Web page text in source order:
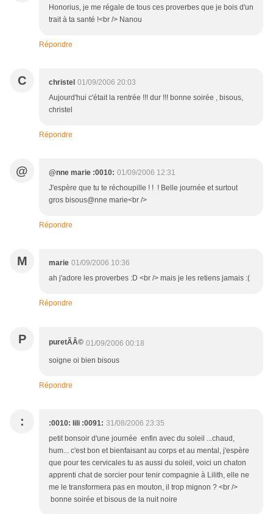
Honorius, je me régale de tous ces proverbes que je bois d'un
trait à ta santé !<br /> Nanou
Répondre
C christel 01/09/2006 20:03
Aujourd'hui c'était la rentrée !!! dur !!! bonne soirée , bisous,
christel
Répondre
@ @nne marie :0010: 01/09/2006 12:31
J'espère que tu te réchoupille ! ! ! Belle journée et surtout
gros bisous@nne marie<br />
Répondre
M marie 01/09/2006 10:36
ah j'adore les proverbes :D <br /> mais je les retiens jamais :(
Répondre
P puretÃÂ© 01/09/2006 00:18
soigne oi bien bisous
Répondre
: :0010: lili :0091: 31/08/2006 23:35
petit bonsoir d'une journée enfin avec du soleil ...chaud,
hum... c'est bon et bienfaisant au corps et au mental, j'espère
que pour tes cervicales tu as aussi du soleil, voici un chaton
apprenti chat de sorcier pour tenir compagnie à Lilith, elle ne
me le transformera pas en mouton, il trop mignon ? <br />
bonne soirée et bisous de la nuit noire